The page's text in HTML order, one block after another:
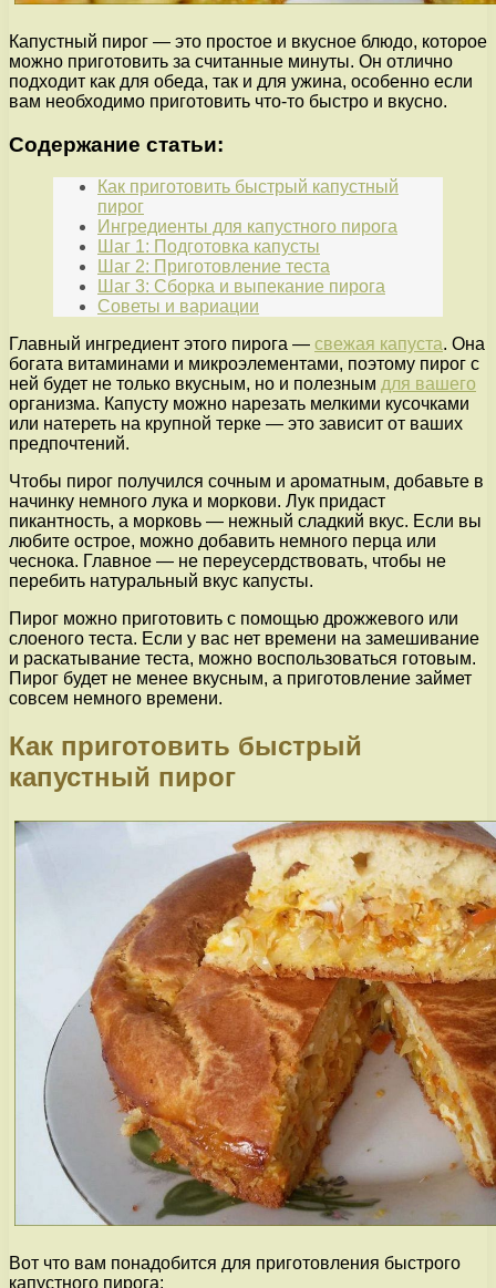
Капустный пирог — это простое и вкусное блюдо, которое
можно приготовить за считанные минуты. Он отлично
подходит как для обеда, так и для ужина, особенно если
вам необходимо приготовить что-то быстро и вкусно.
Содержание статьи:
Как приготовить быстрый капустный
пирог
Ингредиенты для капустного пирога
Шаг 1: Подготовка капусты
Шаг 2: Приготовление теста
Шаг 3: Сборка и выпекание пирога
Советы и вариации
Главный ингредиент этого пирога — свежая капуста. Она
богата витаминами и микроэлементами, поэтому пирог с
ней будет не только вкусным, но и полезным для вашего
организма. Капусту можно нарезать мелкими кусочками
или натереть на крупной терке — это зависит от ваших
предпочтений.
Чтобы пирог получился сочным и ароматным, добавьте в
начинку немного лука и моркови. Лук придаст
пикантность, а морковь — нежный сладкий вкус. Если вы
любите острое, можно добавить немного перца или
чеснока. Главное — не переусердствовать, чтобы не
перебить натуральный вкус капусты.
Пирог можно приготовить с помощью дрожжевого или
слоеного теста. Если у вас нет времени на замешивание
и раскатывание теста, можно воспользоваться готовым.
Пирог будет не менее вкусным, а приготовление займет
совсем немного времени.
Как приготовить быстрый
капустный пирог
Вот что вам понадобится для приготовления быстрого
капустного пирога: